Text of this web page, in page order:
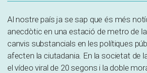
Al nostre país ja se sap que és més
anecdòtic en una estació de metro de
canvis substancials en les polítiques
afecten la ciutadania. En la societat de
el vídeo viral de 20 segons i la doble